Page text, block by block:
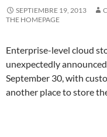
SEPTIEMBRE 19, 2013
THE HOMEPAGE
Enterprise-level cloud
unexpectedly
September 30, with
another place to store